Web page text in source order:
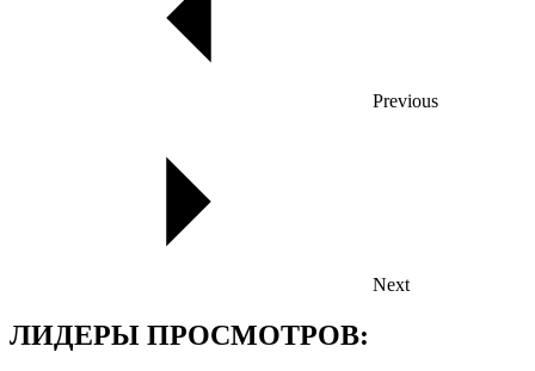
Previous
Next
ЛИДЕРЫ ПРОСМОТРОВ: